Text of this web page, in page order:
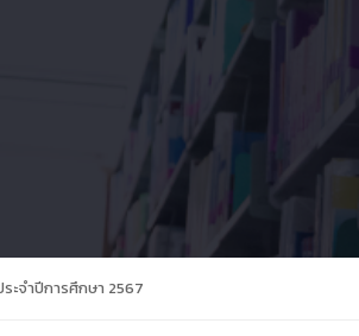
ะจำปีการศึกษา 2567